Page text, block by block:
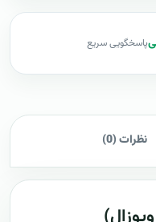
پاسخگویی سریع
نظرات (0)